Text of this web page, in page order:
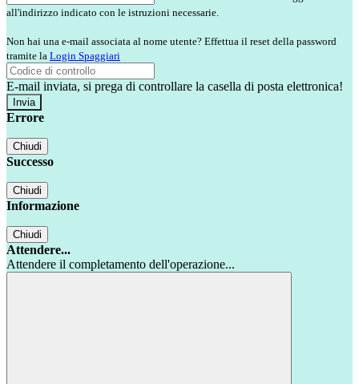
all'indirizzo indicato con le istruzioni necessarie.
Non hai una e-mail associata al nome utente? Effettua il reset della password
tramite la Login Spaggiari
E-mail inviata, si prega di controllare la casella di posta elettronica!
Errore
Chiudi
Successo
Chiudi
Informazione
Chiudi
Attendere...
Attendere il completamento dell'operazione...